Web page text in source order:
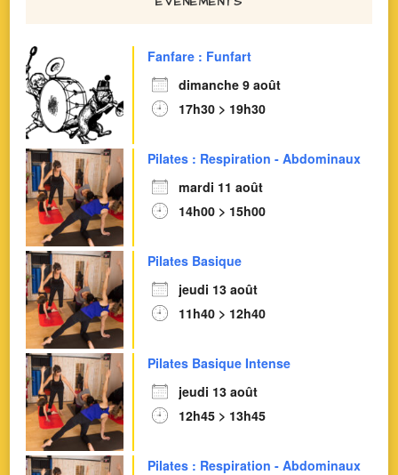
Fanfare : Funfart
dimanche 9 août
17h30 > 19h30
Pilates : Respiration - Abdominaux
mardi 11 août
14h00 > 15h00
Pilates Basique
jeudi 13 août
11h40 > 12h40
Pilates Basique Intense
jeudi 13 août
12h45 > 13h45
Pilates : Respiration - Abdominaux